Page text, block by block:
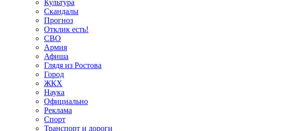
Культура
Скандалы
Прогноз
Отклик есть!
СВО
Армия
Афиша
Глядя из Ростова
Город
ЖКХ
Наука
Официально
Реклама
Спорт
Транспорт и дороги